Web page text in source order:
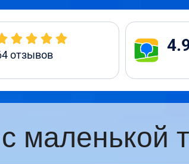
отзывов
маленькой